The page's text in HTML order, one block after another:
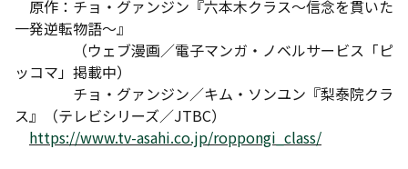
原作：チョ・グァンジン『六本木クラス～信念を貫いた
一発逆転物語～』
（ウェブ漫画／電子マンガ・ノベルサービス「ピ
ッコマ」掲載中）
チョ・グァンジン／キム・ソンユン『梨泰院クラ
ス』（テレビシリーズ／JTBC）
https://www.tv-asahi.co.jp/roppongi_class/